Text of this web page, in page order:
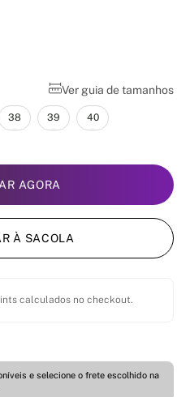
Ver guia de tamanhos
38 39 40
AGORA
À SACOLA
calculados no checkout.
e selecione o frete escolhido na